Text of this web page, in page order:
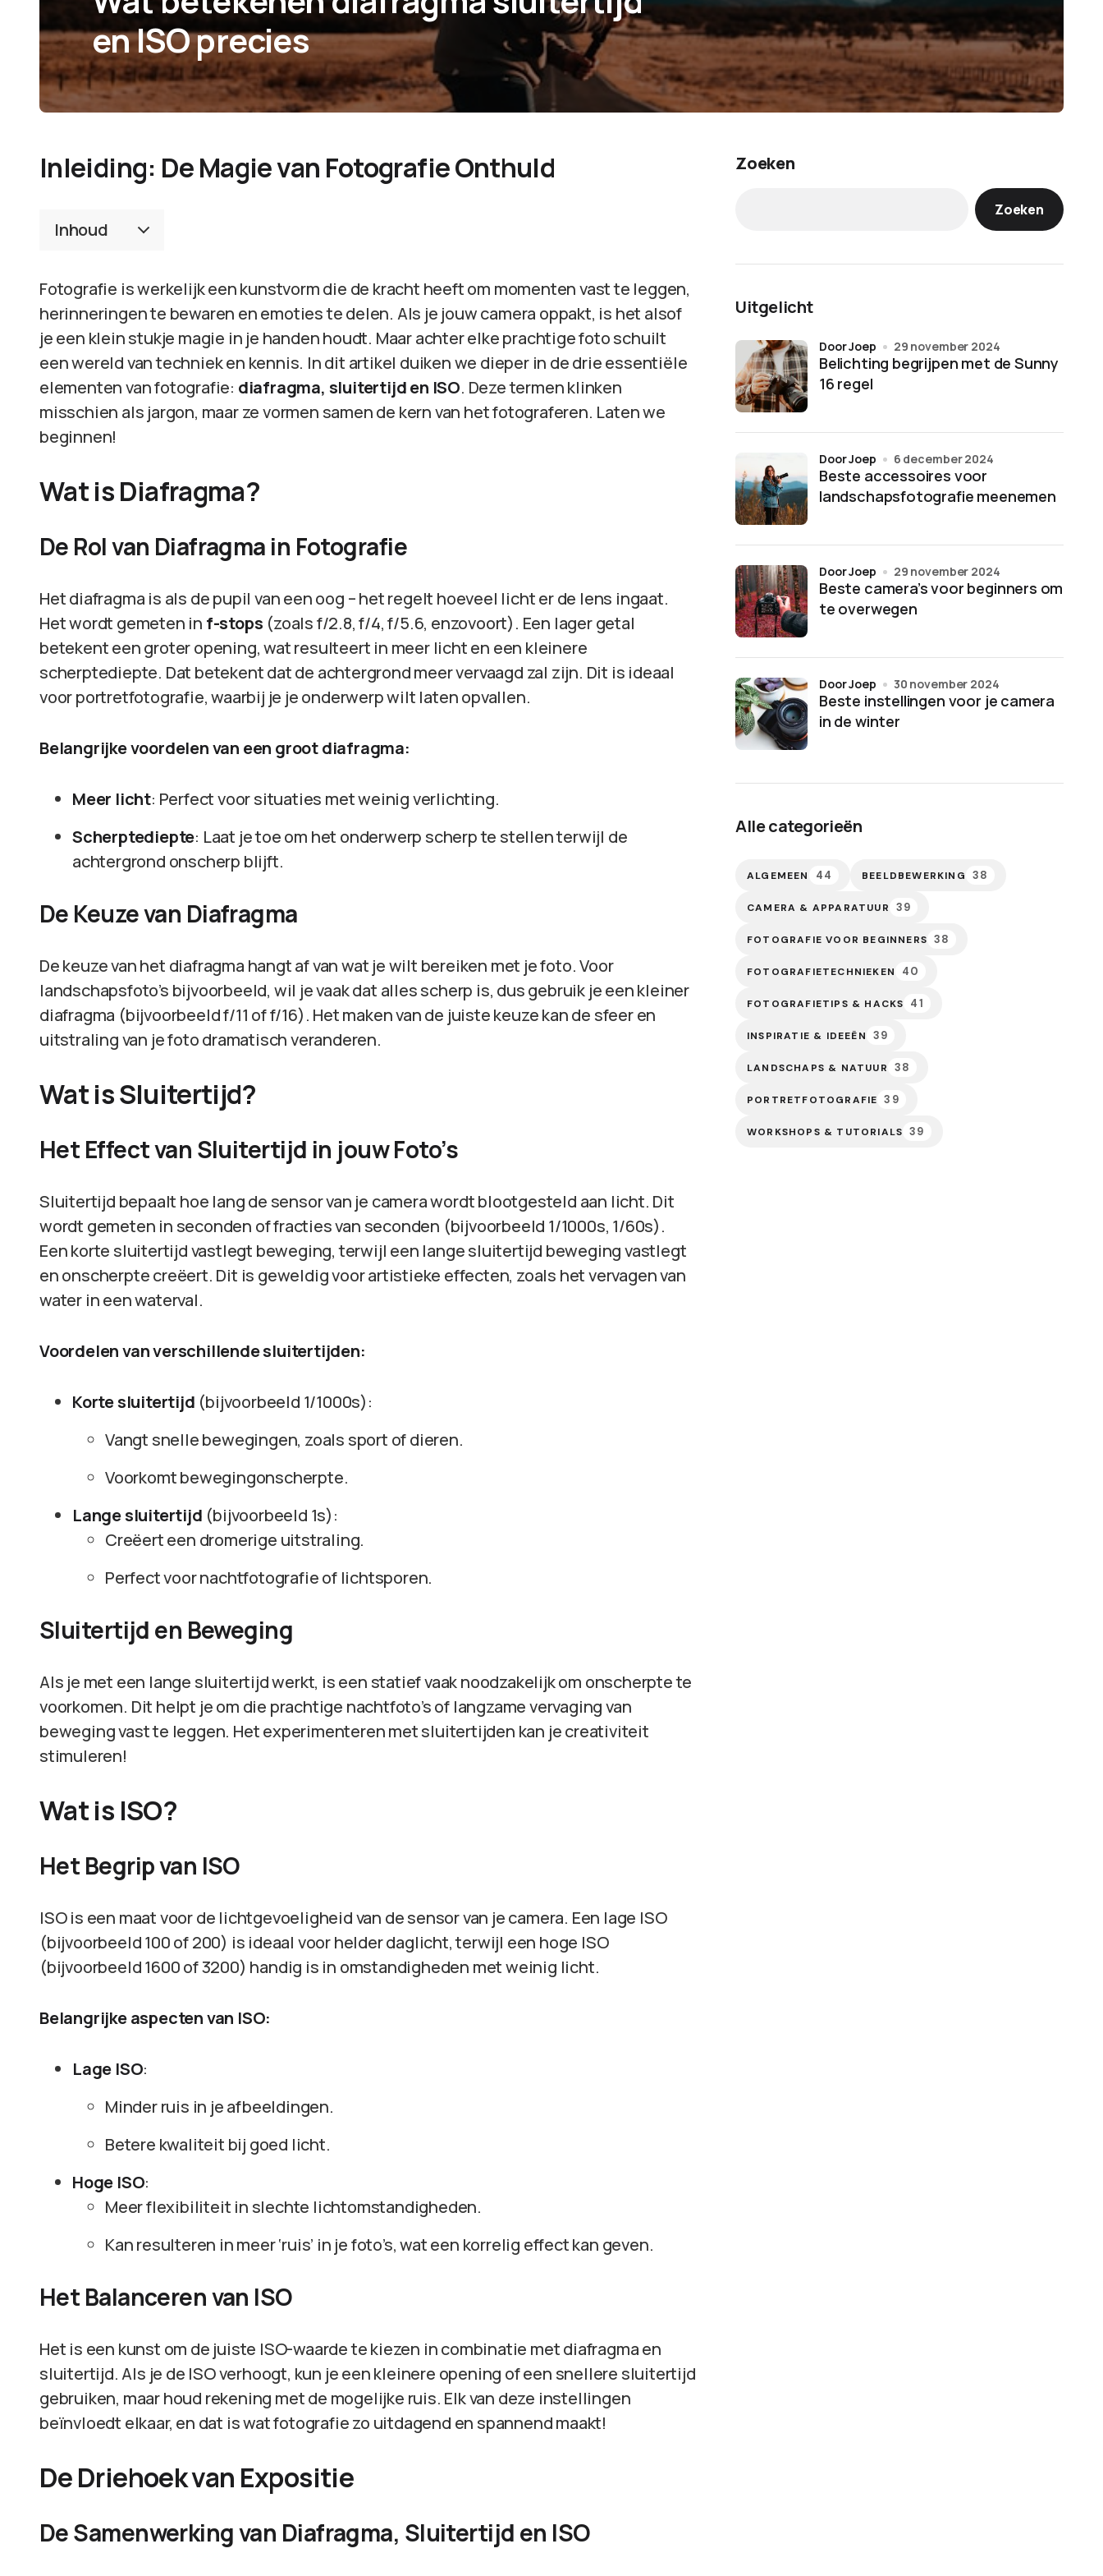
en ISO precies
Inleiding: De Magie van Fotografie Onthuld
Inhoud
Fotografie is werkelijk een kunstvorm die de kracht heeft om momenten vast te leggen,
herinneringen te bewaren en emoties te delen. Als je jouw camera oppakt, is het alsof
je een klein stukje magie in je handen houdt. Maar achter elke prachtige foto schuilt
een wereld van techniek en kennis. In dit artikel duiken we dieper in de drie essentiële
elementen van fotografie: diafragma, sluitertijd en ISO. Deze termen klinken
misschien als jargon, maar ze vormen samen de kern van het fotograferen. Laten we
beginnen!
Wat is Diafragma?
De Rol van Diafragma in Fotografie
Het diafragma is als de pupil van een oog – het regelt hoeveel licht er de lens ingaat.
Het wordt gemeten in f-stops (zoals f/2.8, f/4, f/5.6, enzovoort). Een lager getal
betekent een groter opening, wat resulteert in meer licht en een kleinere
scherptediepte. Dat betekent dat de achtergrond meer vervaagd zal zijn. Dit is ideaal
voor portretfotografie, waarbij je je onderwerp wilt laten opvallen.
Belangrijke voordelen van een groot diafragma:
Meer licht: Perfect voor situaties met weinig verlichting.
Scherptediepte: Laat je toe om het onderwerp scherp te stellen terwijl de
achtergrond onscherp blijft.
De Keuze van Diafragma
De keuze van het diafragma hangt af van wat je wilt bereiken met je foto. Voor
landschapsfoto’s bijvoorbeeld, wil je vaak dat alles scherp is, dus gebruik je een kleiner
diafragma (bijvoorbeeld f/11 of f/16). Het maken van de juiste keuze kan de sfeer en
uitstraling van je foto dramatisch veranderen.
Wat is Sluitertijd?
Het Effect van Sluitertijd in jouw Foto’s
Sluitertijd bepaalt hoe lang de sensor van je camera wordt blootgesteld aan licht. Dit
wordt gemeten in seconden of fracties van seconden (bijvoorbeeld 1/1000s, 1/60s).
Een korte sluitertijd vastlegt beweging, terwijl een lange sluitertijd beweging vastlegt
en onscherpte creëert. Dit is geweldig voor artistieke effecten, zoals het vervagen van
water in een waterval.
Voordelen van verschillende sluitertijden:
Korte sluitertijd (bijvoorbeeld 1/1000s):
Vangt snelle bewegingen, zoals sport of dieren.
Voorkomt bewegingonscherpte.
Lange sluitertijd (bijvoorbeeld 1s):
Creëert een dromerige uitstraling.
Perfect voor nachtfotografie of lichtsporen.
Sluitertijd en Beweging
Als je met een lange sluitertijd werkt, is een statief vaak noodzakelijk om onscherpte te
voorkomen. Dit helpt je om die prachtige nachtfoto’s of langzame vervaging van
beweging vast te leggen. Het experimenteren met sluitertijden kan je creativiteit
stimuleren!
Wat is ISO?
Het Begrip van ISO
ISO is een maat voor de lichtgevoeligheid van de sensor van je camera. Een lage ISO
(bijvoorbeeld 100 of 200) is ideaal voor helder daglicht, terwijl een hoge ISO
(bijvoorbeeld 1600 of 3200) handig is in omstandigheden met weinig licht.
Belangrijke aspecten van ISO:
Lage ISO:
Minder ruis in je afbeeldingen.
Betere kwaliteit bij goed licht.
Hoge ISO:
Meer flexibiliteit in slechte lichtomstandigheden.
Kan resulteren in meer ‘ruis’ in je foto’s, wat een korrelig effect kan geven.
Het Balanceren van ISO
Het is een kunst om de juiste ISO-waarde te kiezen in combinatie met diafragma en
sluitertijd. Als je de ISO verhoogt, kun je een kleinere opening of een snellere sluitertijd
gebruiken, maar houd rekening met de mogelijke ruis. Elk van deze instellingen
beïnvloedt elkaar, en dat is wat fotografie zo uitdagend en spannend maakt!
De Driehoek van Expositie
De Samenwerking van Diafragma, Sluitertijd en ISO
Zoeken
Zoeken
Uitgelicht
Belichting begrijpen met de Sunny
16 regel
door Joep 29 november 2024
Beste accessoires voor
landschapsfotografie meenemen
door Joep 6 december 2024
Beste camera’s voor beginners om
te overwegen
door Joep 29 november 2024
Beste instellingen voor je camera
in de winter
door Joep 30 november 2024
Alle categorieën
ALGEMEEN 44 BEELDBEWERKING 38
CAMERA & APPARATUUR 39
FOTOGRAFIE VOOR BEGINNERS 38
FOTOGRAFIETECHNIEKEN 40
FOTOGRAFIETIPS & HACKS 41
INSPIRATIE & IDEEËN 39
LANDSCHAPS & NATUUR 38
PORTRETFOTOGRAFIE 39
WORKSHOPS & TUTORIALS 39